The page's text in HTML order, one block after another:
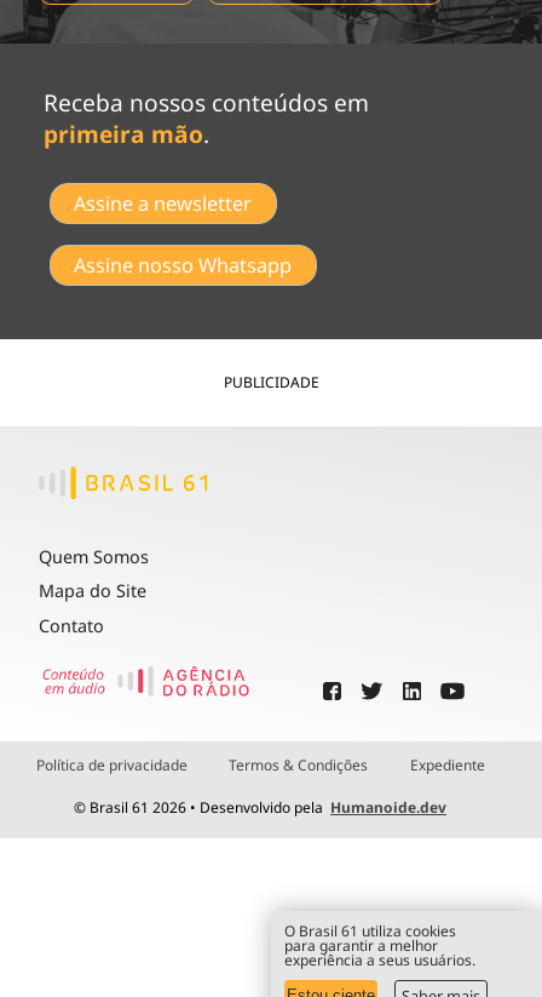
Receba nossos conteúdos em
primeira mão.
Assine a newsletter
Assine nosso Whatsapp
PUBLICIDADE
Quem Somos
Mapa do Site
Contato
Política de privacidade Termos & Condições Expediente
© Brasil 61 2026 • Desenvolvido pela Humanoide.dev
O Brasil 61 utiliza cookies
para garantir a melhor
experiência a seus usuários.